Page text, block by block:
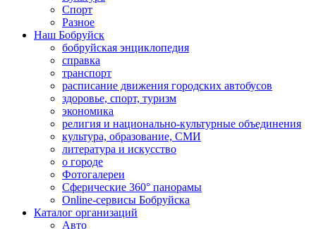
Спорт
Разное
Наш Бобруйск
бобруйская энциклопедия
справка
транспорт
расписание движения городских автобусов
здоровье, спорт, туризм
экономика
религия и национально-культурные объединения
культура, образование, СМИ
литература и искусство
о городе
Фотогалереи
Сферические 360° панорамы
Online-сервисы Бобруйска
Каталог организаций
Авто